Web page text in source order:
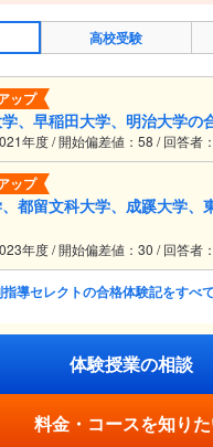
高校受験
ップ
、早稲田大学、明治大学の
年度 / 開始偏差値：58 / 回答者
ップ
都留文科大学、成蹊大学、
年度 / 開始偏差値：30 / 回答者
導セレクトの合格体験記をすべ
体験授業の相談
料金・コースを知り